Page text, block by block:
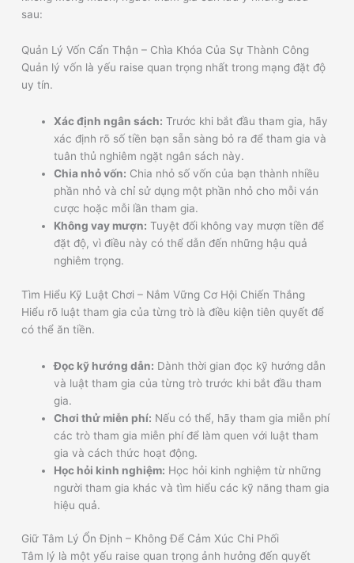
sau:
Quản Lý Vốn Cẩn Thận – Chìa Khóa Của Sự Thành Công
Quản lý vốn là yếu raise quan trọng nhất trong mạng đặt độ
uy tín.
Xác định ngân sách: Trước khi bắt đầu tham gia, hãy
xác định rõ số tiền bạn sẵn sàng bỏ ra để tham gia và
tuân thủ nghiêm ngặt ngân sách này.
Chia nhỏ vốn: Chia nhỏ số vốn của bạn thành nhiều
phần nhỏ và chỉ sử dụng một phần nhỏ cho mỗi ván
cược hoặc mỗi lần tham gia.
Không vay mượn: Tuyệt đối không vay mượn tiền để
đặt độ, vì điều này có thể dẫn đến những hậu quả
nghiêm trọng.
Tìm Hiểu Kỹ Luật Chơi – Nắm Vững Cơ Hội Chiến Thắng
Hiểu rõ luật tham gia của từng trò là điều kiện tiên quyết để
có thể ăn tiền.
Đọc kỹ hướng dẫn: Dành thời gian đọc kỹ hướng dẫn
và luật tham gia của từng trò trước khi bắt đầu tham
gia.
Chơi thử miễn phí: Nếu có thể, hãy tham gia miễn phí
các trò tham gia miễn phí để làm quen với luật tham
gia và cách thức hoạt động.
Học hỏi kinh nghiệm: Học hỏi kinh nghiệm từ những
người tham gia khác và tìm hiểu các kỹ năng tham gia
hiệu quả.
Giữ Tâm Lý Ổn Định – Không Để Cảm Xúc Chi Phối
Tâm lý là một yếu raise quan trọng ảnh hưởng đến quyết